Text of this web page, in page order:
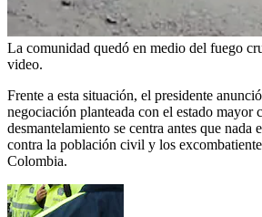
La comunidad quedó en medio del fuego
video.
Frente a esta situación, el presidente
negociación planteada con el estado mayor
desmantelamiento se centra antes que nada
contra la población civil y los
Colombia.